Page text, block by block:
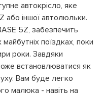
автокрісло, яке
або іншої автолюльки.
5Z, забезпечить
поїздках, поки
роки. Завдяки
встановлюватися як
Вам буде легко
малюка - навіть на